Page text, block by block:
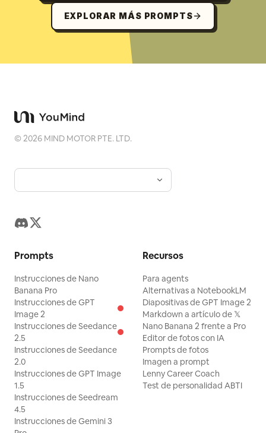
EXPLORAR MÁS PROMPTS
©2026 MIND MOTOR PTE. LTD.
Prompts
Instrucciones de Nano
Banana Pro
Instrucciones de GPT
Image 2
Instrucciones de Seedance
2.5
Instrucciones de Seedance
2.0
Instrucciones de GPT Image
1.5
Instrucciones de Seedream
4.5
Instrucciones de Gemini 3
Recursos
Para agents
Alternativas a NotebookLM
Diapositivas de GPT Image 2
Markdown a artículo de 𝕏
Nano Banana 2 frente a Pro
Editor de fotos con IA
Prompts de fotos
Imagen a prompt
Lenny Career Coach
Test de personalidad ABTI